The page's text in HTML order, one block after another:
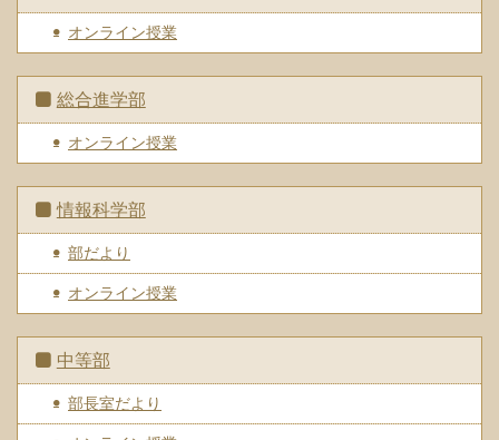
オンライン授業
総合進学部
オンライン授業
情報科学部
部だより
オンライン授業
中等部
部長室だより